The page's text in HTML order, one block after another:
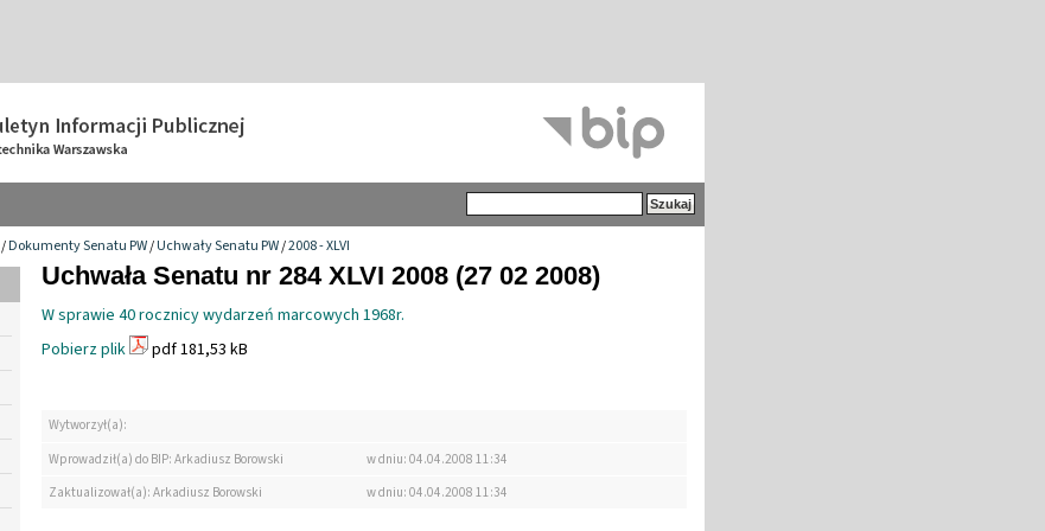
/Dokumenty Senatu PW/Uchwały Senatu PW/2008 - XLVI
Uchwała Senatu nr 284 XLVI 2008 (27 02 2008)
W sprawie 40 rocznicy wydarzeń marcowych 1968r.
Pobierz plik
pdf 181,53 kB
Wytworzył(a):
Wprowadził(a) do BIP: Arkadiusz Borowski
w dniu: 04.04.2008 11:34
Zaktualizował(a): Arkadiusz Borowski
w dniu: 04.04.2008 11:34